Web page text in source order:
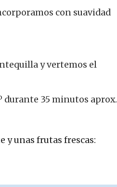
con suavidad
y vertemos el
durante 35 minutos aprox.
y unas frutas frescas: